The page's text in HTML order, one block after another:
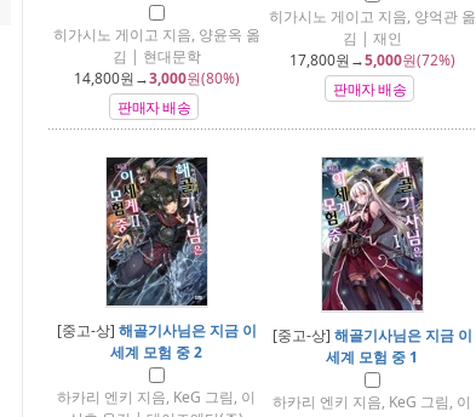
히가시노 게이고 지음, 양윤옥 옮
김 | 현대문학
14,800원→3,000원(80%)
판매자 배송
히가시노 게이고 지음, 양억관 옮
김 | 재인
17,800원→5,000원(72%)
판매자 배송
[중고-상] 해골기사님은 지금 이
세계 모험 중 2
하카리 엔키 지음, KeG 그림, 이
[중고-상] 해골기사님은 지금 이
세계 모험 중 1
하카리 엔키 지음, KeG 그림, 이